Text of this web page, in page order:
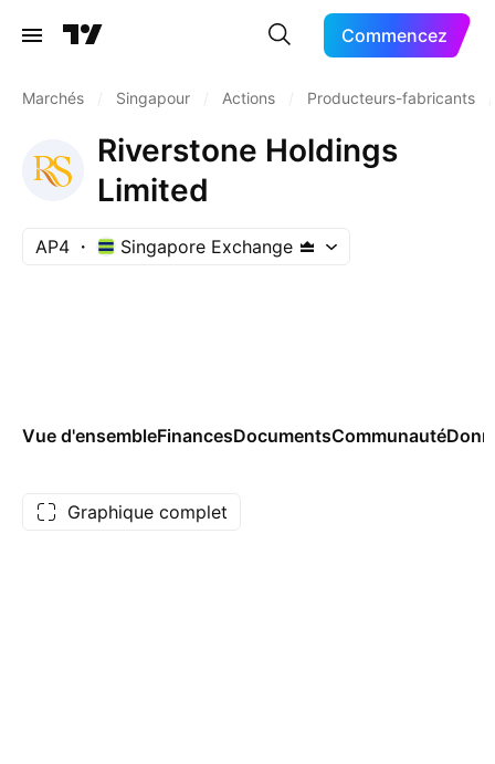
Commencez
Marchés Singapour Actions Producteurs-fabricants
Riverstone Holdings
Limited
AP4 Singapore Exchange
Vue d'ensembleFinancesDocumentsCommunauté
Graphique complet